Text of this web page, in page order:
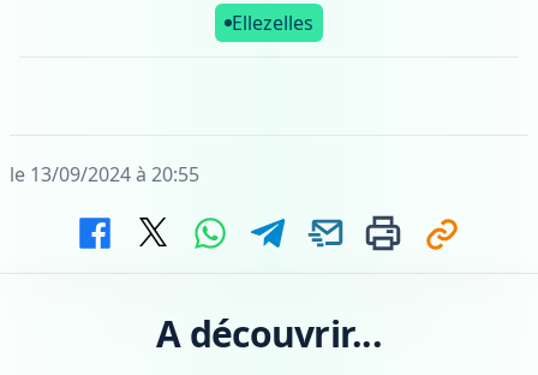
Ellezelles
le 13/09/2024 à 20:55
A découvrir...